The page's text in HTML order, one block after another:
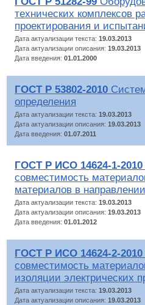
технических комплексов
проектирования и
Дата актуализации текста: 19.03.2013
Дата актуализации описания: 19.03.2013
Дата введения: 01.01.2000
ГОСТ Р 53802-2010
определения
Дата актуализации текста: 19.03.2013
Дата актуализации описания: 19.03.2013
Дата введения: 01.07.2011
ГОСТ Р ИСО 14624-1-2010
совместимость
материалов в
Дата актуализации текста: 19.03.2013
Дата актуализации описания: 19.03.2013
Дата введения: 01.01.2012
ГОСТ Р ИСО 14624-2-2010
совместимость
изоляции электрических
Дата актуализации текста: 19.03.2013
Дата актуализации описания: 19.03.2013